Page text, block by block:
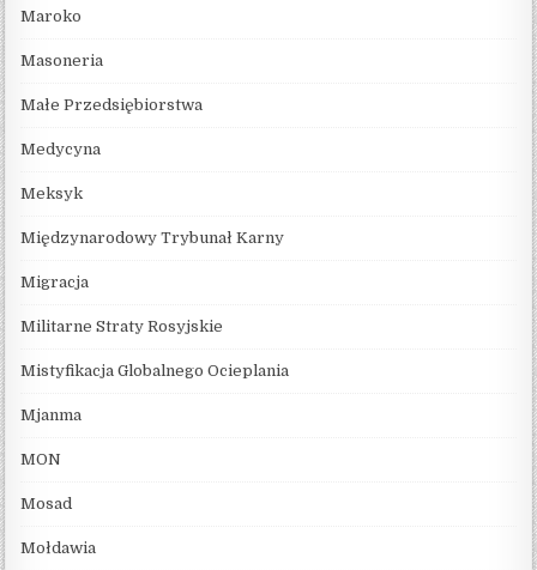
Maroko
Masoneria
Małe Przedsiębiorstwa
Medycyna
Meksyk
Międzynarodowy Trybunał Karny
Migracja
Militarne Straty Rosyjskie
Mistyfikacja Globalnego Ocieplania
Mjanma
MON
Mosad
Mołdawia